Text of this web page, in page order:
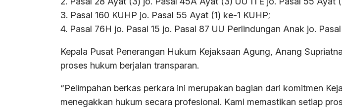
3. Pasal 160 KUHP jo. Pasal 55 Ayat (1) ke-1 KUHP;
4. Pasal 76H jo. Pasal 15 jo. Pasal 87 UU Perlindungan Anak jo.
Kepala Pusat Penerangan Hukum Kejaksaan Agung, Anang
proses hukum berjalan transparan.
“Pelimpahan berkas perkara ini merupakan bagian dari komitmen
menegakkan hukum secara profesional. Kami memastikan setiap